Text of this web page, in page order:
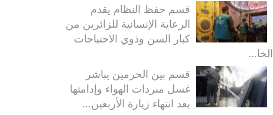
قسم حفظ النظام يقدم
الرعاية الإنسانية للزائرين من
كبار السن وذوي الاحتياجات
الخا...
قسم بين الحرمين يباشر
غسل مبردات الهواء وإدامتها
بعد انتهاء زيارة الأربعين...